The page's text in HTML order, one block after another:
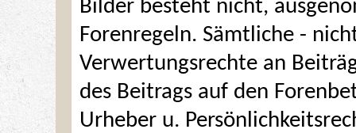
Bilder besteht nicht,
Forenregeln. Sämtliche -
Verwertungsrechte an
des Beitrags auf den
Urheber u.